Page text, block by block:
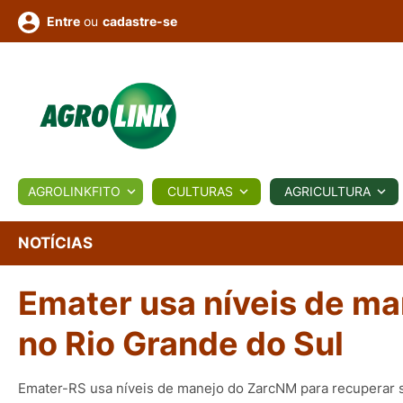
BIOLÓGICOS COTAÇÕES NOTÍCIAS
Conversor Colunistas Eventos
e
Vídeos
Entre ou cadastre-se
AGROLINKFITO CULTURAS AGRICULTURA
NOTÍCIAS
Emater usa níveis de
no Rio Grande do Sul
Emater-RS usa níveis de manejo do ZarcNM para recuperar